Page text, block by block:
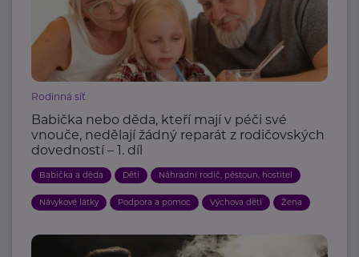
Rodinná síť
Babička nebo děda, kteří mají v péči své
vnouče, nedělají žádný reparát z rodičovských
dovedností – 1. díl
Babička a děda Děti Náhradní rodič, pěstoun, hostitel
Návykové látky Podpora a pomoc Výchova dětí Žena